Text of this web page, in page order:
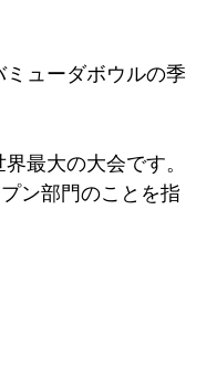
ューダボウルの季
最大の大会です。
ン部門のことを指